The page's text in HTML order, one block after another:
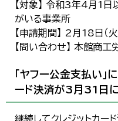
【対象】 令和3年4月1日
がいる事業所
【申請期間】 2月18日（
【問い合わせ】 本館商
「ヤフー公金支払い」
ード決済が3月31日
継続してクレジットカー